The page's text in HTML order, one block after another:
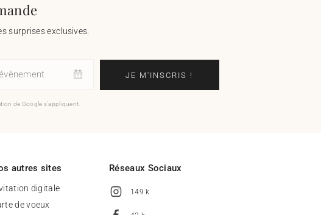
surprises exclusives.
JE M'INSCRIS !
de Google s'appliquent.
autres sites
digitale
de voeux
Réseaux Sociaux
149 k